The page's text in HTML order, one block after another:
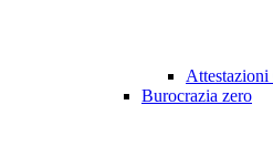
Burocrazia zero